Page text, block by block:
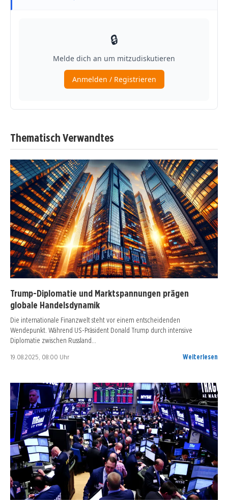
Thematisch Verwandtes
Trump-Diplomatie und Marktspannungen prägen
globale Handelsdynamik
Die internationale Finanzwelt steht vor einem entscheidenden
Wendepunkt. Während US-Präsident Donald Trump durch intensive
Diplomatie zwischen Russland…
19.08.2025, 08:00 Uhr Weiterlesen